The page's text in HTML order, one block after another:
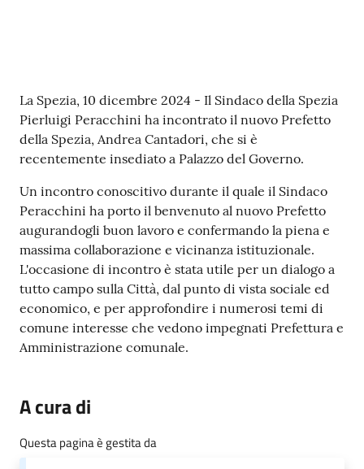
f
i
c
a
t
i
A
n
a
g
r
a
f
i
i
o
n
l
Contenuto
La Spezia, 10 dicembre 2024 - Il Sindaco della Spezia
Pierluigi Peracchini ha incontrato il nuovo Prefetto
della Spezia, Andrea Cantadori, che si è
recentemente insediato a Palazzo del Governo.
Un incontro conoscitivo durante il quale il Sindaco
Peracchini ha porto il benvenuto al nuovo Prefetto
augurandogli buon lavoro e confermando la piena e
massima collaborazione e vicinanza istituzionale.
L'occasione di incontro è stata utile per un dialogo a
tutto campo sulla Città, dal punto di vista sociale ed
economico, e per approfondire i numerosi temi di
comune interesse che vedono impegnati Prefettura e
Amministrazione comunale.
A cura di
Questa pagina è gestita da